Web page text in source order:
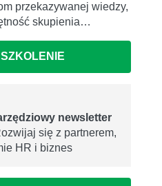
przekazywanej wiedzy,
skupienia…
newsletter
się z partnerem,
HR i biznes